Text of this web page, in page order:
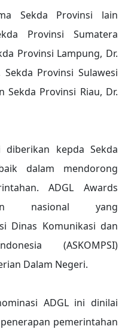
Sekda Provinsi lain
Provinsi Sumatera
Provinsi Lampung, Dr.
Provinsi Sulawesi
Sekda Provinsi Riau, Dr.
kepda Sekda
dalam mendorong
ADGL Awards
nasional yang
Dinas Komunikasi dan
(ASKOMPSI)
Dalam Negeri.
ADGL ini dinilai
pemerintahan